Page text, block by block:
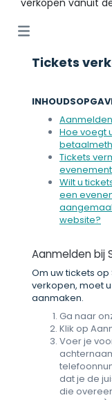
verkopen vanuit
Tickets
Hoe voegt
Tickets
evenement
Wilt u
een
website?
Aanmelden bij
Om uw tickets op
verkopen, moet
aanmaken.
Ga naar
Klik op
Voer je
dat je de
die